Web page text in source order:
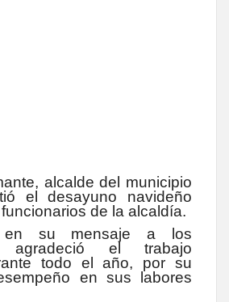
alcalde del municipio
el desayuno navideño
de la alcaldía.
en su mensaje a los
agradeció el trabajo
todo el año, por su
en sus labores